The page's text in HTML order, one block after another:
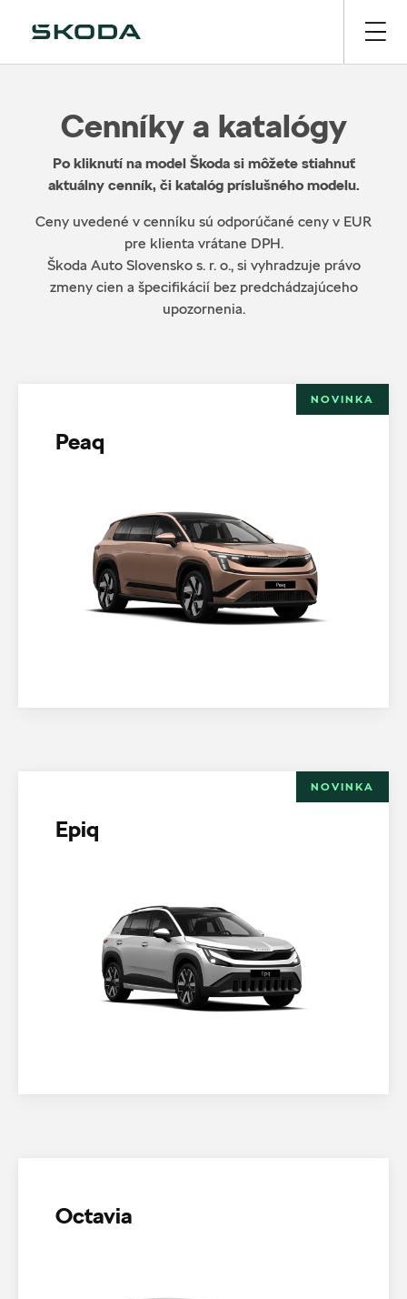
Cenníky a katalógy
Po kliknutí na model Škoda si môžete stiahnuť
aktuálny cenník, či katalóg príslušného modelu.
Ceny uvedené v cenníku sú odporúčané ceny v EUR
pre klienta vrátane DPH.
Škoda Auto Slovensko s. r. o., si vyhradzuje právo
zmeny cien a špecifikácií bez predchádzajúceho
upozornenia.
NOVINKA
Peaq
NOVINKA
Epiq
Octavia